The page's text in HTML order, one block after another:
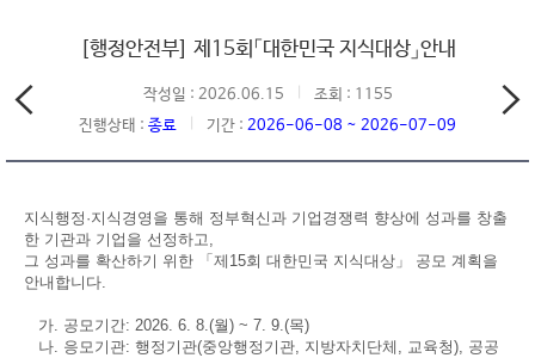
[행정안전부] 제15회「대한민국 지식대상」안내
작성일 : 2026.06.15
조회 : 1155
진행상태 : 종료 기간 : 2026-06-08 ~ 2026-07-09
지식행정·지식경영을 통해 정부혁신과 기업경쟁력 향상에 성과를 창출
한 기관과 기업을 선정하고,
그 성과를 확산하기 위한 「제15회 대한민국 지식대상」 공모 계획을
안내합니다.
가. 공모기간: 2026. 6. 8.(월) ~ 7. 9.(목)
나. 응모기관: 행정기관(중앙행정기관, 지방자치단체, 교육청), 공공